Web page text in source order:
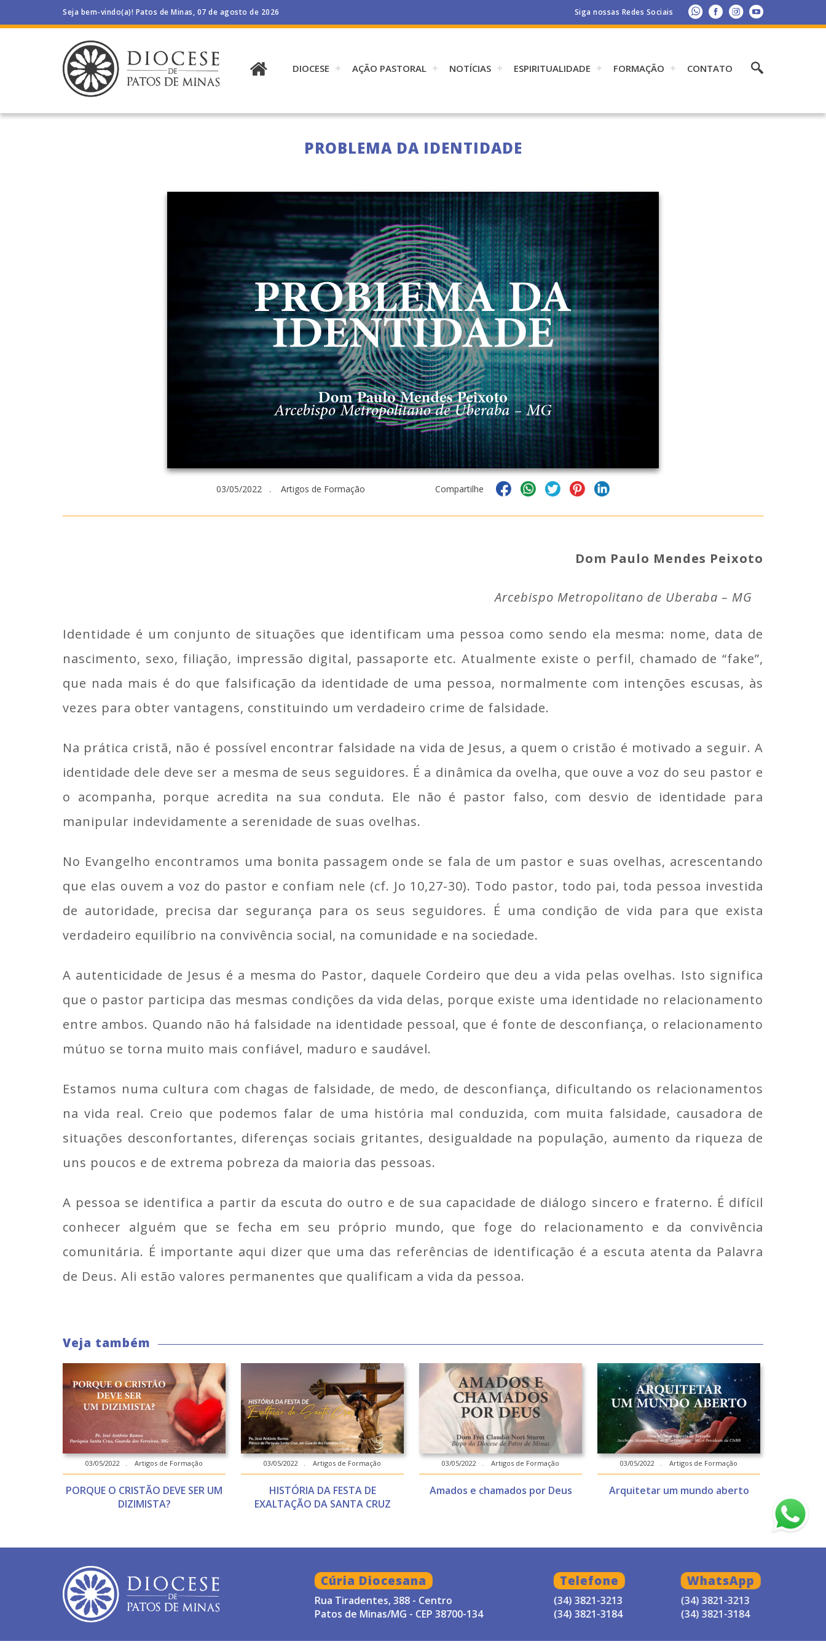
Seja bem-vindo(a)! Patos de Minas, 07 de agosto de 2026 Siga nossas Redes Sociais
DIOCESE AÇÃO PASTORAL NOTÍCIAS ESPIRITUALIDADE FORMAÇÃO CONTATO
PROBLEMA DA IDENTIDADE
03/05/2022 . Artigos de Formação Compartilhe
Dom Paulo Mendes Peixoto
Arcebispo Metropolitano de Uberaba – MG
Identidade é um conjunto de situações que identificam uma pessoa como sendo ela mesma: nome, data de
nascimento, sexo, filiação, impressão digital, passaporte etc. Atualmente existe o perfil, chamado de “fake”,
que nada mais é do que falsificação da identidade de uma pessoa, normalmente com intenções escusas, às
vezes para obter vantagens, constituindo um verdadeiro crime de falsidade.
Na prática cristã, não é possível encontrar falsidade na vida de Jesus, a quem o cristão é motivado a seguir. A
identidade dele deve ser a mesma de seus seguidores. É a dinâmica da ovelha, que ouve a voz do seu pastor e
o acompanha, porque acredita na sua conduta. Ele não é pastor falso, com desvio de identidade para
manipular indevidamente a serenidade de suas ovelhas.
No Evangelho encontramos uma bonita passagem onde se fala de um pastor e suas ovelhas, acrescentando
que elas ouvem a voz do pastor e confiam nele (cf. Jo 10,27-30). Todo pastor, todo pai, toda pessoa investida
de autoridade, precisa dar segurança para os seus seguidores. É uma condição de vida para que exista
verdadeiro equilíbrio na convivência social, na comunidade e na sociedade.
A autenticidade de Jesus é a mesma do Pastor, daquele Cordeiro que deu a vida pelas ovelhas. Isto significa
que o pastor participa das mesmas condições da vida delas, porque existe uma identidade no relacionamento
entre ambos. Quando não há falsidade na identidade pessoal, que é fonte de desconfiança, o relacionamento
mútuo se torna muito mais confiável, maduro e saudável.
Estamos numa cultura com chagas de falsidade, de medo, de desconfiança, dificultando os relacionamentos
na vida real. Creio que podemos falar de uma história mal conduzida, com muita falsidade, causadora de
situações desconfortantes, diferenças sociais gritantes, desigualdade na população, aumento da riqueza de
uns poucos e de extrema pobreza da maioria das pessoas.
A pessoa se identifica a partir da escuta do outro e de sua capacidade de diálogo sincero e fraterno. É difícil
conhecer alguém que se fecha em seu próprio mundo, que foge do relacionamento e da convivência
comunitária. É importante aqui dizer que uma das referências de identificação é a escuta atenta da Palavra
de Deus. Ali estão valores permanentes que qualificam a vida da pessoa.
Veja também
03/05/2022 . Artigos de Formação
PORQUE O CRISTÃO DEVE SER UM
DIZIMISTA?
03/05/2022 . Artigos de Formação
HISTÓRIA DA FESTA DE
EXALTAÇÃO DA SANTA CRUZ
03/05/2022 . Artigos de Formação
Amados e chamados por Deus
03/05/2022 . Artigos de Formação
Arquitetar um mundo aberto
Cúria Diocesana
Rua Tiradentes, 388 - Centro
Patos de Minas/MG - CEP 38700-134
Telefone
(34) 3821-3213
(34) 3821-3184
WhatsApp
(34) 3821-3213
(34) 3821-3184